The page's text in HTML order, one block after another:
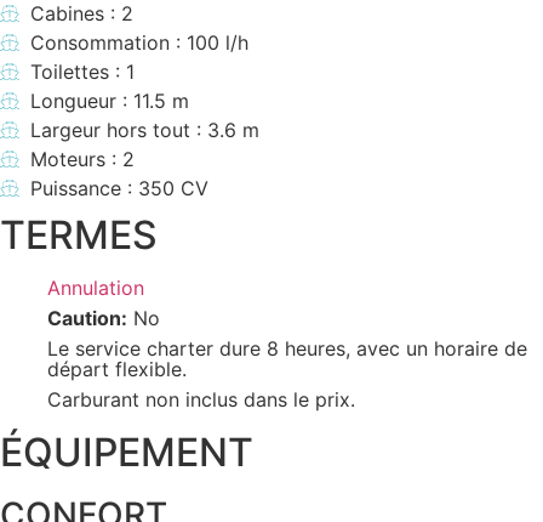
Cabines : 2
Consommation : 100 l/h
Toilettes : 1
Longueur : 11.5 m
Largeur hors tout : 3.6 m
Moteurs : 2
Puissance : 350 CV
TERMES
Annulation
Caution: No
Le service charter dure 8 heures, avec un horaire de
départ flexible.
Carburant non inclus dans le prix.
ÉQUIPEMENT